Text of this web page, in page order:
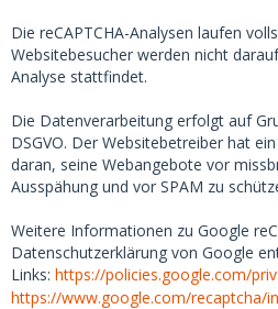
Die reCAPTCHA-Analysen laufen
Websitebesucher werden nicht
Analyse stattfindet.
Die Datenverarbeitung erfolgt auf
DSGVO. Der Websitebetreiber hat
daran, seine Webangebote vor
Ausspähung und vor SPAM zu
Weitere Informationen zu Google
Datenschutzerklärung von Google
Links: https://policies.google.com/
https://www.google.com/recaptcha/